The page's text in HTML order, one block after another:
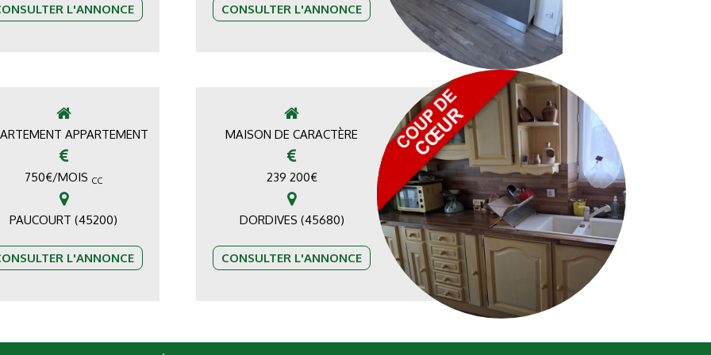
L'ANNONCE CONSULTER L'ANNONCE
APPARTEMENT
750€/MOIS CC
PAUCOURT (45200)
L'ANNONCE
MAISON DE CARACTÈRE
239 200€
DORDIVES (45680)
CONSULTER L'ANNONCE